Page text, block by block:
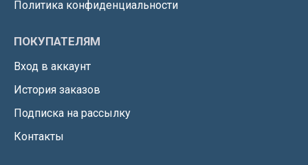
Политика конфиденциальности
ПОКУПАТЕЛЯМ
Вход в аккаунт
История заказов
Подписка на рассылку
Контакты